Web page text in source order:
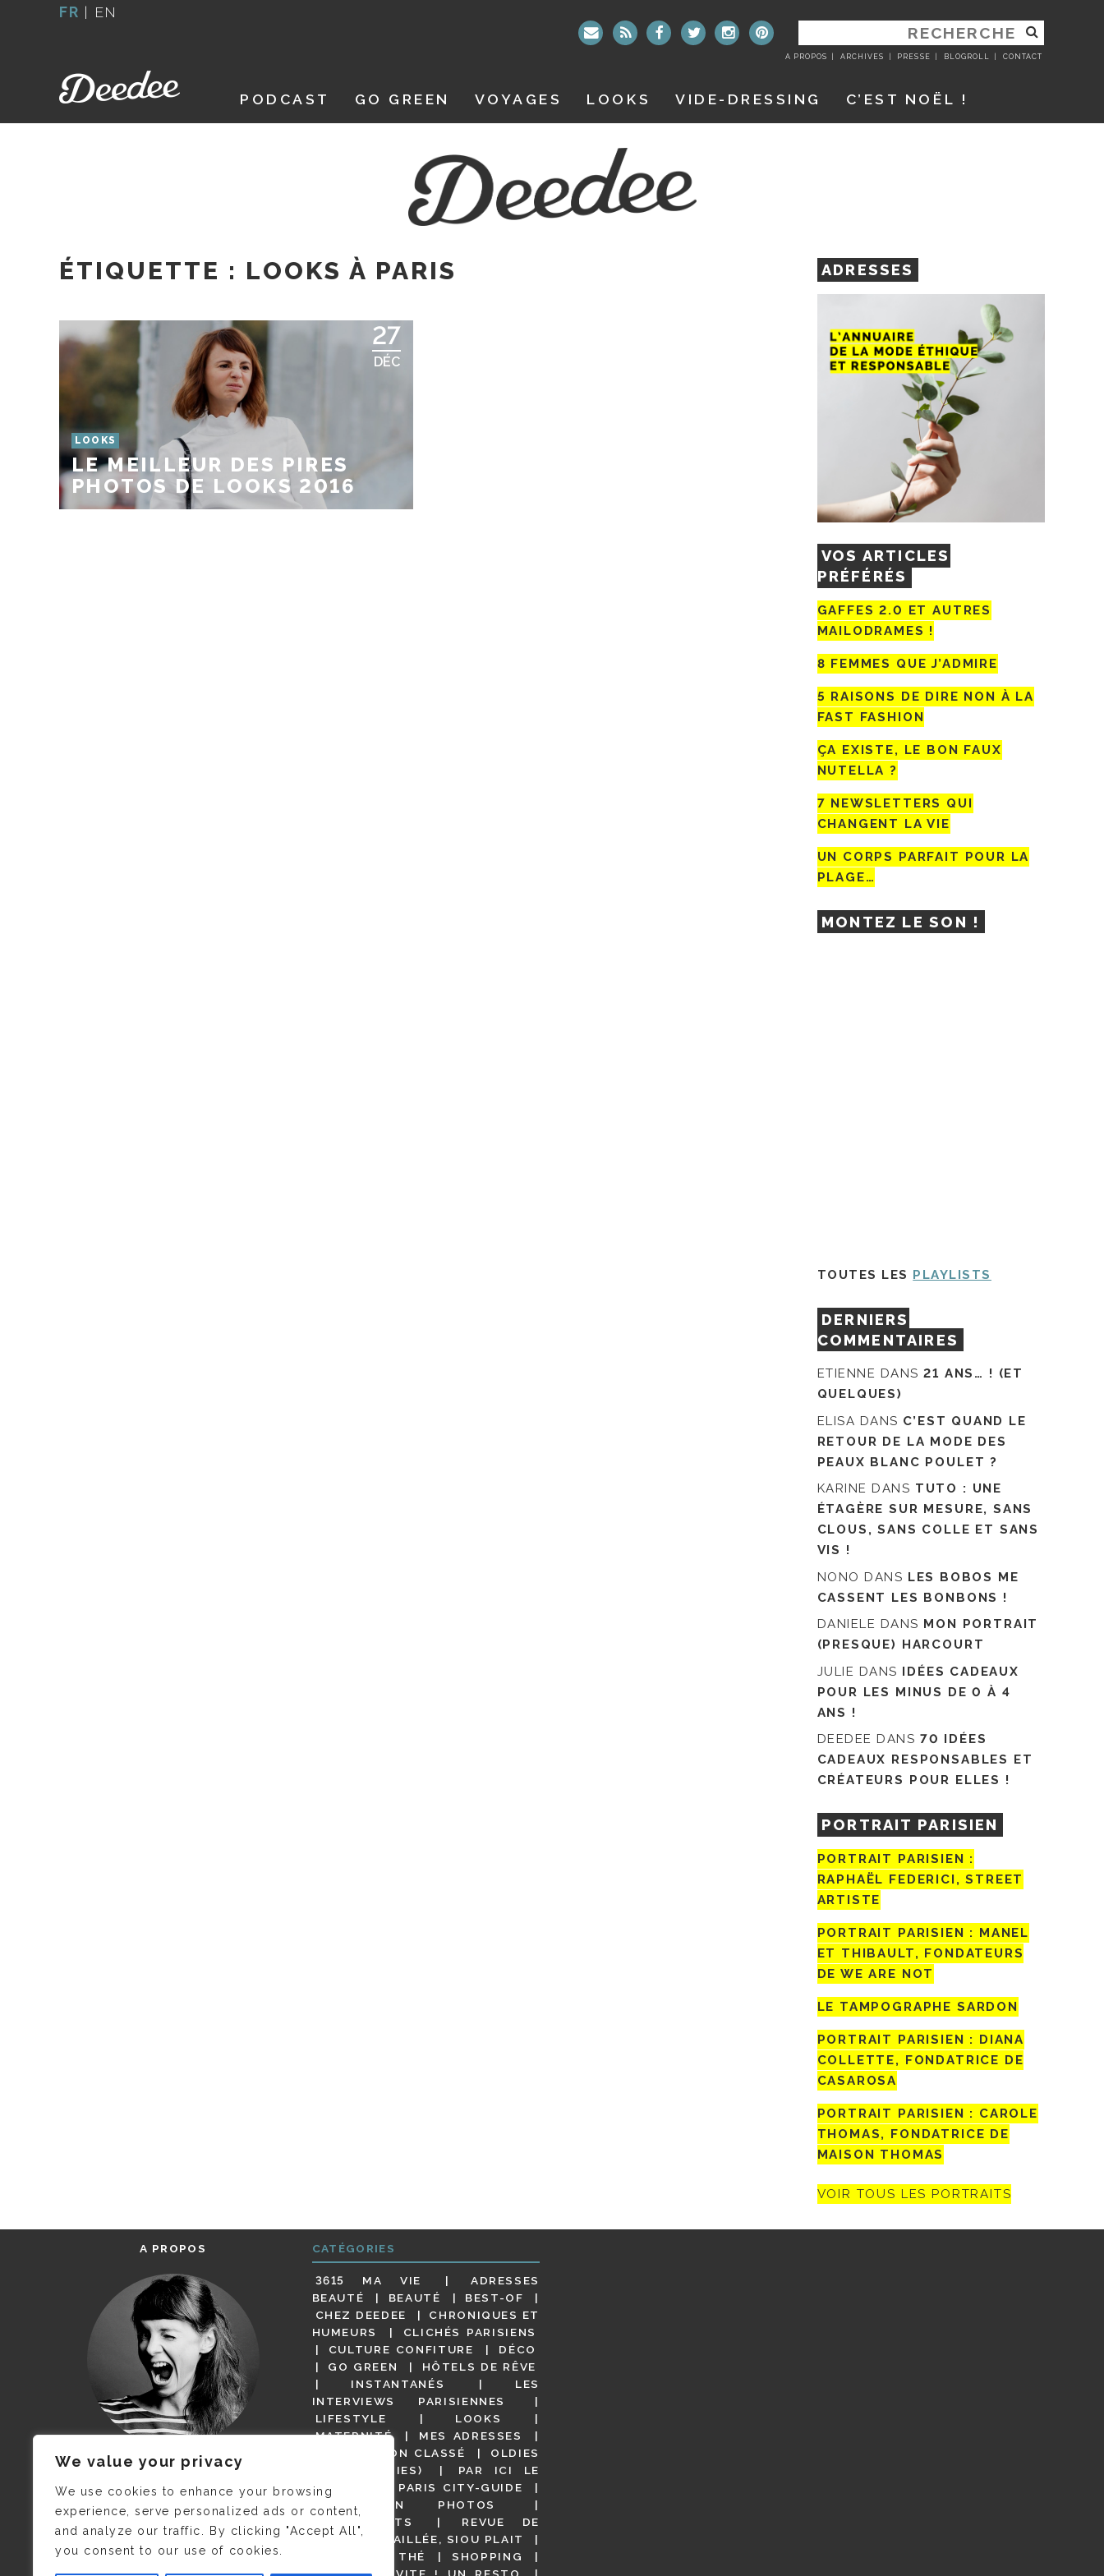
We value your privacy
We use cookies to enhance your browsing
experience, serve personalized ads or content,
and analyze our traffic. By clicking "Accept All",
you consent to our use of cookies.
FR | EN
RECHERCHER
:
A PROPOS ARCHIVES PRESSE BLOGROLL CONTACT
PODCAST GO GREEN VOYAGES LOOKS VIDE-DRESSING C’EST NOËL !
ÉTIQUETTE : LOOKS À PARIS
27
DÉC
LOOKS
LE MEILLEUR DES PIRES
PHOTOS DE LOOKS 2016
ADRESSES
VOS ARTICLES
PRÉFÉRÉS
GAFFES 2.0 ET AUTRES
MAILODRAMES !
8 FEMMES QUE J’ADMIRE
5 RAISONS DE DIRE NON À LA
FAST FASHION
ÇA EXISTE, LE BON FAUX
NUTELLA ?
7 NEWSLETTERS QUI
CHANGENT LA VIE
UN CORPS PARFAIT POUR LA
PLAGE…
MONTEZ LE SON !
TOUTES LES PLAYLISTS
DERNIERS
COMMENTAIRES
ETIENNE DANS21 ANS… ! (ET
QUELQUES)
ELISA DANS C’EST QUAND LE
RETOUR DE LA MODE DES
PEAUX BLANC POULET ?
KARINE DANS TUTO : UNE
ÉTAGÈRE SUR MESURE, SANS
CLOUS, SANS COLLE ET SANS
VIS !
NONO DANS LES BOBOS ME
CASSENT LES BONBONS !
DANIELE DANS MON PORTRAIT
(PRESQUE) HARCOURT
JULIE DANS IDÉES CADEAUX
POUR LES MINUS DE 0 À 4
ANS !
DEEDEE DANS 70 IDÉES
CADEAUX RESPONSABLES ET
CRÉATEURS POUR ELLES !
PORTRAIT PARISIEN
PORTRAIT PARISIEN :
RAPHAËL FEDERICI, STREET
ARTISTE
PORTRAIT PARISIEN : MANEL
ET THIBAULT, FONDATEURS
DE WE ARE NOT
LE TAMPOGRAPHE SARDON
PORTRAIT PARISIEN : DIANA
COLLETTE, FONDATRICE DE
CASAROSA
PORTRAIT PARISIEN : CAROLE
THOMAS, FONDATRICE DE
MAISON THOMAS
VOIR TOUS LES PORTRAITS
A PROPOS
JE M’APPELLE DELPHINE MAIS
C’EST ©CAMILLE COLLIN QUI A
PRIS CETTE PHOTO !
CATÉGORIES
3615 MA VIE
ADRESSES
BEAUTÉ
BEAUTÉ
BEST-OF
CHEZ DEEDEE
CHRONIQUES ET
HUMEURS
CLICHÉS PARISIENS
CULTURE CONFITURE
DÉCO
GO GREEN
HÔTELS DE RÊVE
INSTANTANÉS
LES
INTERVIEWS PARISIENNES
LIFESTYLE
LOOKS
MATERNITÉ
MES ADRESSES
NON CLASSÉ
OLDIES
(BUT GOODIES)
PAR ICI LE
MAGOT !
PARIS CITY-GUIDE
PARIS EN PHOTOS
RESTAURANTS
REVUE DE
PRESSE DÉTAILLÉE, SIOU PLAIT
SALONS DE THÉ
SHOPPING
VIDÉOS
VITE ! UN RESTO